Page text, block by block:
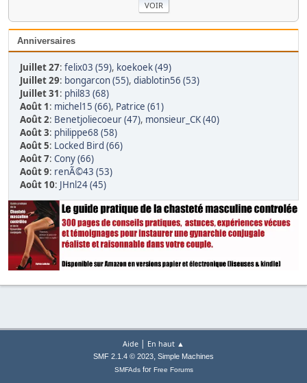
Anniversaires
Juillet 27: felix03 (59), koekoek (49)
Juillet 29: bongarcon (55), diablotin56 (53)
Juillet 31: phil83 (68)
Août 1: michel15 (66), Patrice (61)
Août 2: Benetjoliecoeur (47), monsieur_CK (40)
Août 3: philippe68 (58)
Août 5: Locked Bird (66)
Août 7: Cony (66)
Août 9: renÃ©43 (53)
Août 10: JHnl24 (45)
Aide | En haut ▲
SMF 2.1.4 © 2023, Simple Machines
SMFAdsfor Free Forums